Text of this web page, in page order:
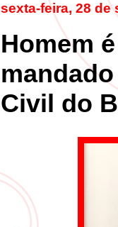
sexta-feira, 28 de
Homem
Civil do